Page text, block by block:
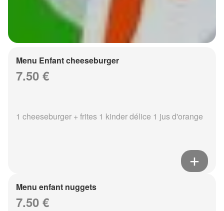
Menu Enfant cheeseburger
7.50 €
1 cheeseburger + frites 1 kinder délice 1 jus d'orange
Menu enfant nuggets
7.50 €